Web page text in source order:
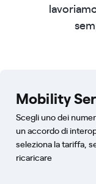
Mobility
Scegli uno dei
un accordo di
seleziona la tariffa,
ricaricare